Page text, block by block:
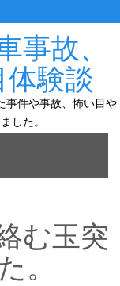
事故、
験談
事件や事故、怖い目や
した。
む玉突
。